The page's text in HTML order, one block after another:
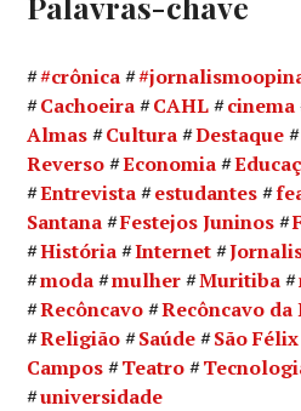
#crônica
Cachoeira
CAHL cinema
Almas
Cultura Destaque
Reverso
Economia
Entrevista
estudantes
Santana
Festejos Juninos
História
Internet
moda
mulher Muritiba
Recôncavo
Recôncavo da
Religião
Saúde São Félix
Campos
Teatro
universidade